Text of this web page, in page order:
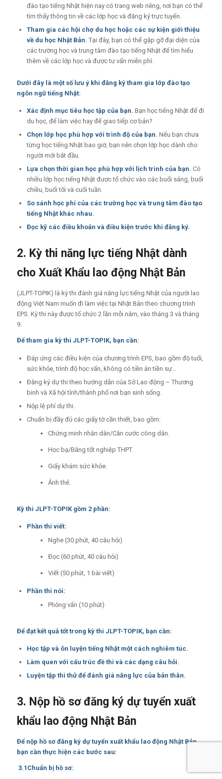
đào tạo tiếng Nhật hiện nay có trang web riêng, nơi bạn có thể
tìm thấy thông tin về các lớp học và đăng ký trực tuyến.
Tham gia các hội chợ du học hoặc các sự kiện giới thiệu
về du học Nhật Bản. Tại đây, bạn có thể gặp gỡ đại diện của
các trường học và trung tâm đào tạo tiếng Nhật để tìm hiểu
thêm về các lớp học và được tư vấn miễn phí.
Dưới đây là một số lưu ý khi đăng ký tham gia lớp đào tạo
ngôn ngữ tiếng Nhật:
Xác định mục tiêu học tập của bạn. Bạn học tiếng Nhật để đi
du học, để làm việc hay để giao tiếp cơ bản?
Chọn lớp học phù hợp với trình độ của bạn. Nếu bạn chưa
từng học tiếng Nhật bao giờ, bạn nên chọn lớp học dành cho
người mới bắt đầu.
Lựa chọn thời gian học phù hợp với lịch trình của bạn. Có
nhiều lớp học tiếng Nhật được tổ chức vào các buổi sáng, buổi
chiều, buổi tối và cuối tuần.
So sánh học phí của các trường học và trung tâm đào tạo
tiếng Nhật khác nhau.
Đọc kỹ các điều khoản và điều kiện trước khi đăng ký.
2. Kỳ thi năng lực tiếng Nhật dành
cho Xuất Khẩu lao động Nhật Bản
(JLPT-TOPIK) là kỳ thi đánh giá năng lực tiếng Nhật của người lao
động Việt Nam muốn đi làm việc tại Nhật Bản theo chương trình
EPS. Kỳ thi này được tổ chức 2 lần mỗi năm, vào tháng 3 và tháng
9.
Để tham gia kỳ thi JLPT-TOPIK, bạn cần:
Đáp ứng các điều kiện của chương trình EPS, bao gồm độ tuổi,
sức khỏe, trình độ học vấn, không có tiền án tiền sự…
Đăng ký dự thi theo hướng dẫn của Sở Lao động – Thương
binh và Xã hội tỉnh/thành phố nơi bạn sinh sống.
Nộp lệ phí dự thi.
Chuẩn bị đầy đủ các giấy tờ cần thiết, bao gồm:
Chứng minh nhân dân/Căn cước công dân.
Học bạ/Bằng tốt nghiệp THPT.
Giấy khám sức khỏe.
Ảnh thẻ.
Kỳ thi JLPT-TOPIK gồm 2 phần:
Phần thi viết:
Nghe (30 phút, 40 câu hỏi)
Đọc (60 phút, 40 câu hỏi)
Viết (50 phút, 1 bài viết)
Phần thi nói:
Phỏng vấn (10 phút)
Để đạt kết quả tốt trong kỳ thi JLPT-TOPIK, bạn cần:
Học tập và ôn luyện tiếng Nhật một cách nghiêm túc.
Làm quen với cấu trúc đề thi và các dạng câu hỏi.
Luyện tập thi thử để đánh giá năng lực của bản thân.
3. Nộp hồ sơ đăng ký dự tuyển xuất
khẩu lao động Nhật Bản
Để nộp hồ sơ đăng ký dự tuyển xuất khẩu lao động Nhật Bản,
bạn cần thực hiện các bước sau:
3.1Chuẩn bị hồ sơ: